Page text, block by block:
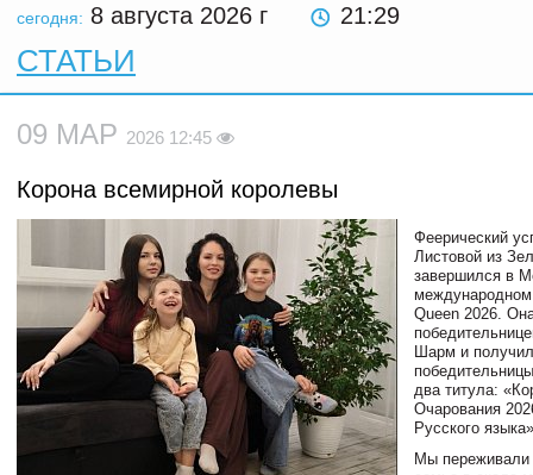
сегодня: 8 августа 2026 г 21:29
СТАТЬИ
09 МАР 2026 12:45
Корона всемирной королевы
Феерический
Листовой из
завершился в
международном
Queen 2026.
Шарм и
два титула:
Очарования
Русского
Мы переживали